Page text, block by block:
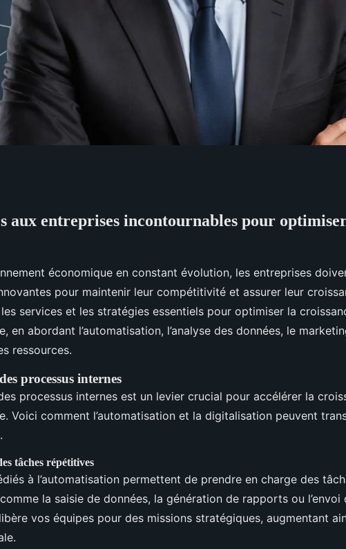
optimiser sa
aux entreprises incontournables pour
économique en constant évolution, les entreprises
pour maintenir leur compétitivité et assurer leur
services et les stratégies essentiels pour optimiser la
en abordant l’automatisation, l’analyse des données, le
ressources.
processus internes
processus internes est un levier crucial pour accélérer la
Voici comment l’automatisation et la digitalisation peuvent
tâches répétitives
à l’automatisation permettent de prendre en charge des
la saisie de données, la génération de rapports ou l’envoi
vos équipes pour des missions stratégiques, augmentant